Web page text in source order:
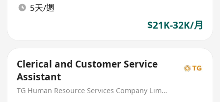
5天/週
$21K-32K/月
Clerical and Customer Service
Assistant
TG Human Resource Services Company Limited